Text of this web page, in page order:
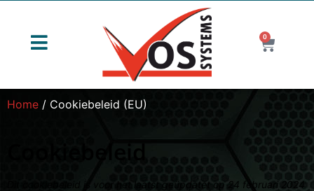
0
Home / Cookiebeleid (EU)
Cookiebeleid
Dit cookiebeleid is voor het laatst geüpdatet op 24 februari 2024